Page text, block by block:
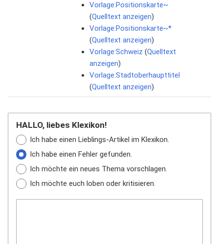
Vorlage:Positionskarte~
(Quelltext anzeigen)
Vorlage:Positionskarte~*
(Quelltext anzeigen)
Vorlage:Schweiz (Quelltext
anzeigen)
Vorlage:Stadtoberhaupttitel
(Quelltext anzeigen)
HALLO, liebes Klexikon!
Ich habe einen Lieblings-Artikel im Klexikon.
Ich habe einen Fehler gefunden.
Ich möchte ein neues Thema vorschlagen.
Ich möchte euch loben oder kritisieren.